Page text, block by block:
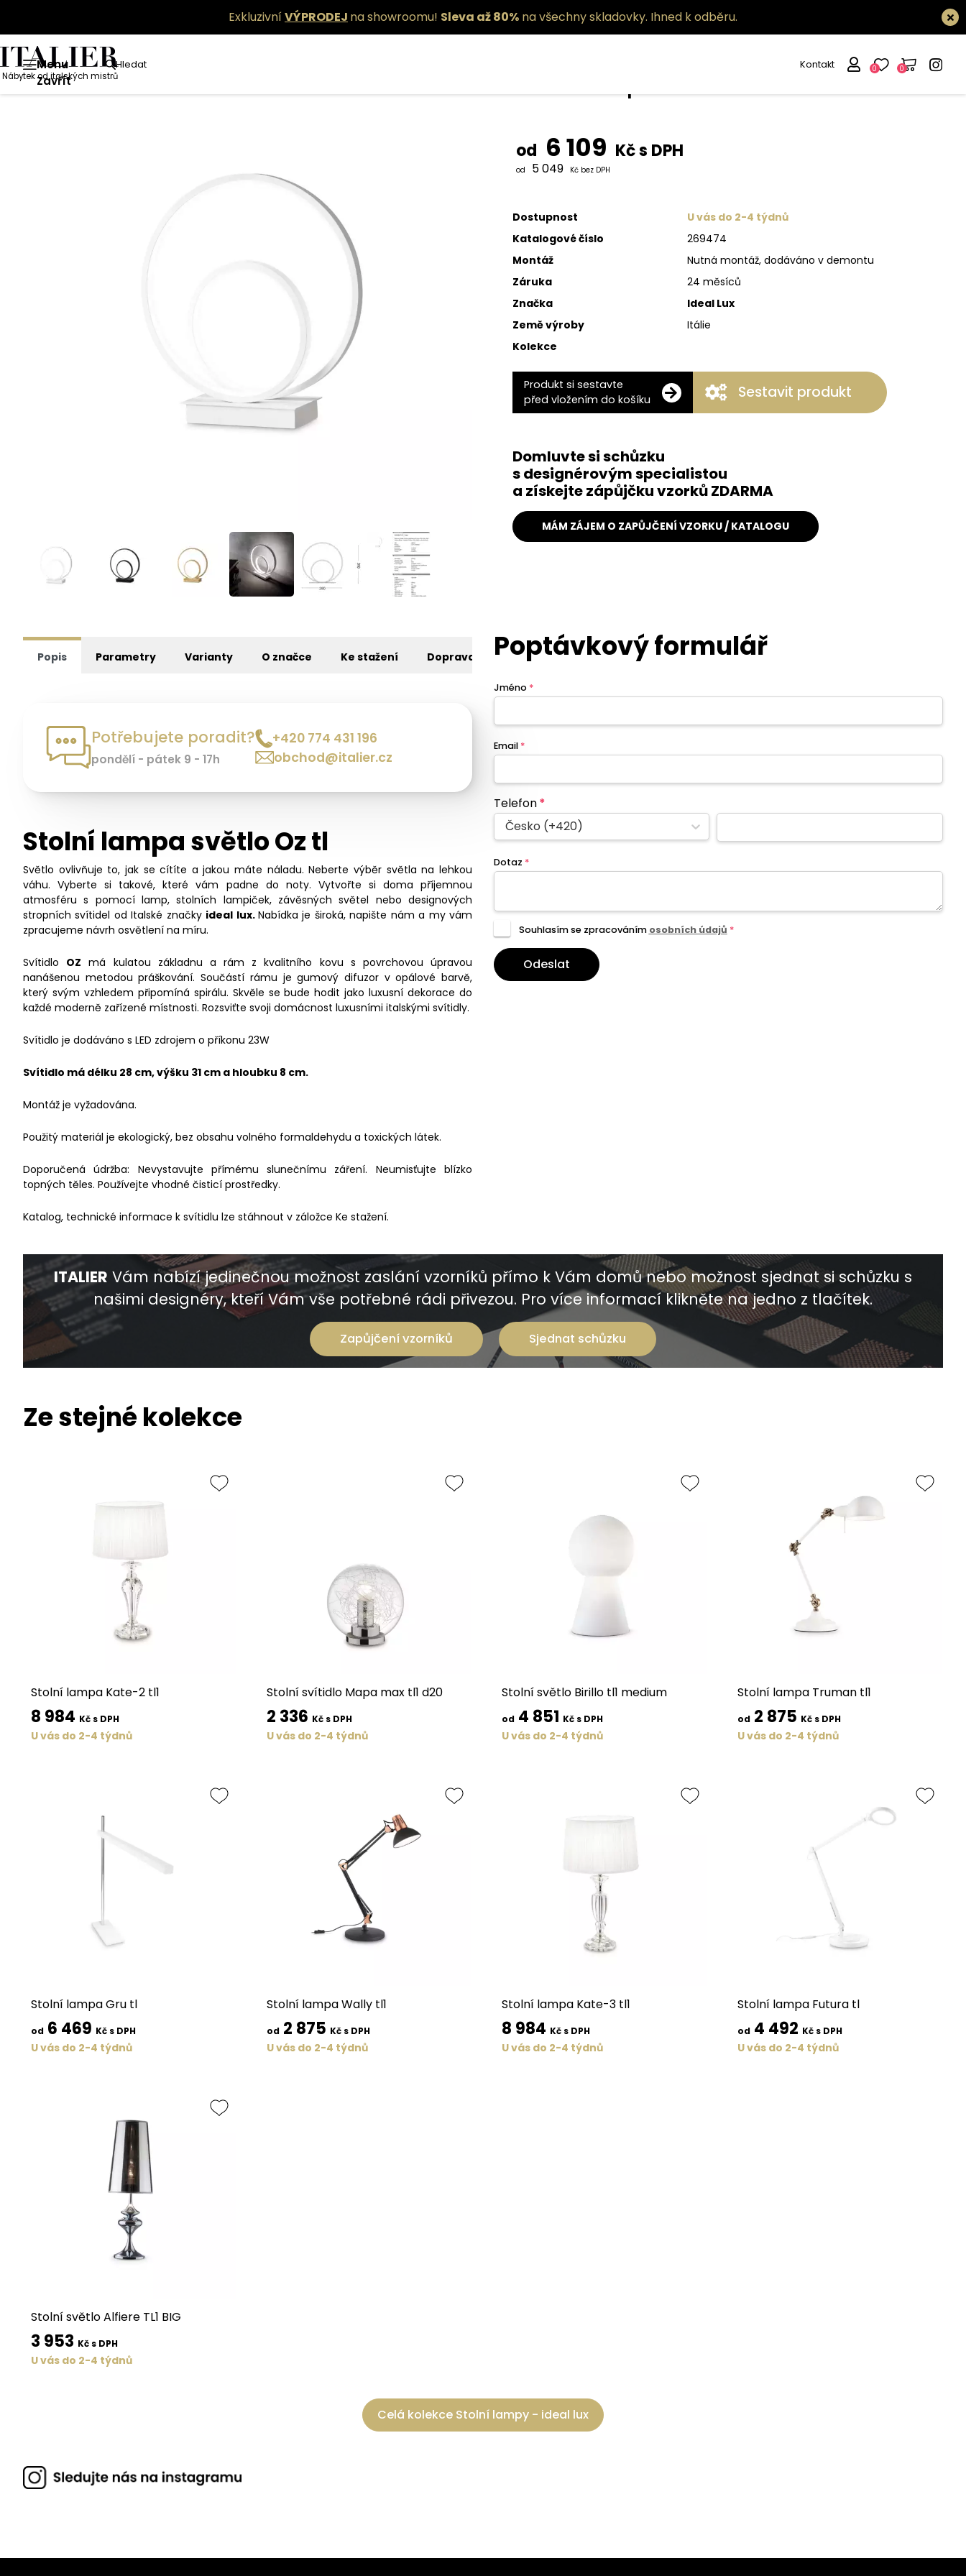
ExkluzivníVÝPRODEJ na showroomu! Sleva až 80% na všechny skladovky. Ihned k odběru.
Menu
Zavřít
Hledat
Nábytek od italských mistrů
Kontakt 0 0
od 6 109 Kč s DPH
od 5 049 Kč bez DPH
Dostupnost
U vás do 2-4 týdnů
Katalogové číslo
269474
Montáž
Nutná montáž, dodáváno v demontu
Záruka
24 měsíců
Značka
Ideal Lux
Země výroby
Itálie
Kolekce
Produkt si sestavte
před vložením do košíku
Sestavit produkt
Domluvte si schůzku
s designérovým specialistou
a získejte zápůjčku vzorků ZDARMA
MÁM ZÁJEM O ZAPŮJČENÍ VZORKU / KATALOGU
Popis Parametry Varianty O značce Ke stažení Doprava
Potřebujete poradit?
pondělí - pátek 9 - 17h
+420 774 431 196
obchod@italier.cz
Stolní lampa světlo Oz tl
Světlo ovlivňuje to, jak se cítíte a jakou máte náladu. Neberte výběr světla na lehkou
váhu. Vyberte si takové, které vám padne do noty. Vytvořte si doma příjemnou
atmosféru s pomocí lamp, stolních lampiček, závěsných světel nebo designových
stropních svítidel od Italské značky ideal lux.Nabídka je široká, napište nám a my vám
zpracujeme návrh osvětlení na míru.
Svítidlo OZ má kulatou základnu a rám z kvalitního kovu s povrchovou úpravou
nanášenou metodou práškování. Součástí rámu je gumový difuzor v opálové barvě,
který svým vzhledem připomíná spirálu. Skvěle se bude hodit jako luxusní dekorace do
každé moderně zařízené místnosti. Rozsviťte svoji domácnost luxusními italskými svítidly.
Svítidlo je dodáváno s LED zdrojem o příkonu 23W
Svítidlo má délku 28 cm, výšku 31 cm a hloubku 8 cm.
Montáž je vyžadována.
Použitý materiál je ekologický, bez obsahu volného formaldehydu a toxických látek.
Doporučená údržba: Nevystavujte přímému slunečnímu záření. Neumisťujte blízko
topných těles. Používejte vhodné čisticí prostředky.
Katalog, technické informace k svítidlu lze stáhnout v záložce Ke stažení.
Poptávkový formulář
Jméno *
Email *
Telefon*
Česko (+420)
Dotaz *
Souhlasím se zpracováním osobních údajů *
Odeslat
ITALIER Vám nabízí jedinečnou možnost zaslání vzorníků přímo k Vám domů nebo možnost sjednat si schůzku s
našimi designéry, kteří Vám vše potřebné rádi přivezou. Pro více informací klikněte na jedno z tlačítek.
Zapůjčení vzorníků Sjednat schůzku
Ze stejné kolekce
Stolní lampa Kate-2 tl1
8 984 Kč s DPH
U vás do 2-4 týdnů
Stolní svítidlo Mapa max tl1 d20
2 336 Kč s DPH
U vás do 2-4 týdnů
Stolní světlo Birillo tl1 medium
od 4 851 Kč s DPH
U vás do 2-4 týdnů
Stolní lampa Truman tl1
od 2 875 Kč s DPH
U vás do 2-4 týdnů
Stolní lampa Gru tl
od 6 469 Kč s DPH
U vás do 2-4 týdnů
Stolní lampa Wally tl1
od 2 875 Kč s DPH
U vás do 2-4 týdnů
Stolní lampa Kate-3 tl1
8 984 Kč s DPH
U vás do 2-4 týdnů
Stolní lampa Futura tl
od 4 492 Kč s DPH
U vás do 2-4 týdnů
Stolní světlo Alfiere TL1 BIG
3 953 Kč s DPH
U vás do 2-4 týdnů
Celá kolekce Stolní lampy - ideal lux